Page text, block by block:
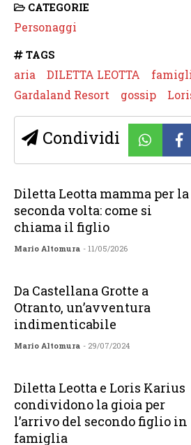
CATEGORIE
Personaggi
TAGS
aria DILETTA LEOTTA
Gardaland Resort
gossip
Condividi
Diletta Leotta mamma per la
seconda volta: come si
chiama il figlio
Mario Altomura - 11/05/2026
Da Castellana Grotte a
Otranto, un’avventura
indimenticabile
Mario Altomura - 29/07/2024
Diletta Leotta e Loris Karius
condividono la gioia per
l’arrivo del secondo figlio in
famiglia